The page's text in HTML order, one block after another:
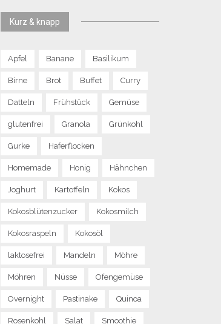
Kurz & knapp
Apfel Banane Basilikum
Birne Brot Buffet Curry
Datteln Frühstück Gemüse
glutenfrei Granola Grünkohl
Gurke Haferflocken
Homemade Honig Hähnchen
Joghurt Kartoffeln Kokos
Kokosblütenzucker Kokosmilch
Kokosraspeln Kokosöl
laktosefrei Mandeln Möhre
Möhren Nüsse Ofengemüse
Overnight Pastinake Quinoa
Rosenkohl Salat Smoothie